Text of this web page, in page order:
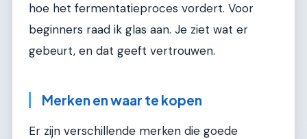
hoe het fermentatieproces vordert. Voor
beginners raad ik glas aan. Je ziet wat er
gebeurt, en dat geeft vertrouwen.
Merken en waar te kopen
Er zijn verschillende merken die goede